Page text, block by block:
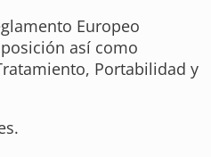
Europeo
así como
Portabilidad y